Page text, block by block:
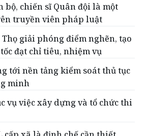
bộ, chiến sĩ Quân đội là một
truyền viên pháp luật
giải phóng điểm nghẽn, tạo
đạt chỉ tiêu, nhiệm vụ
tới nền tảng kiểm soát thủ tục
minh
vụ việc xây dựng và tổ chức thi